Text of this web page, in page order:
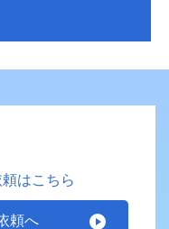
はこちら
頼へ